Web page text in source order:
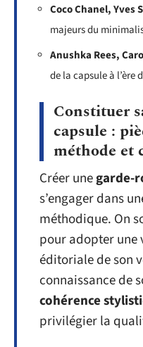
Coco Chanel, Yves
majeurs du
Anushka Rees,
de la capsule à l’ère
Constituer
capsule :
méthode et
Créer unegarde-
s’engager dans
méthodique. On
pour adopter
éditoriale de son
connaissance de
cohérence
privilégier la